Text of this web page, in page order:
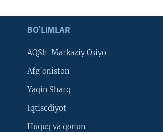
BO'LIMLAR
AQSh-Markaziy Osiyo
Afg'oniston
Yaqin Sharq
Iqtisodiyot
Huquq va qonun